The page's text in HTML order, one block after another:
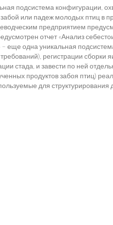
подсистема конфигурации,
или падеж молодых птиц
предприятием
отчет «Анализ
еще одна уникальная
регистрации
стада, и завести по ней
продуктов забоя птиц)
для